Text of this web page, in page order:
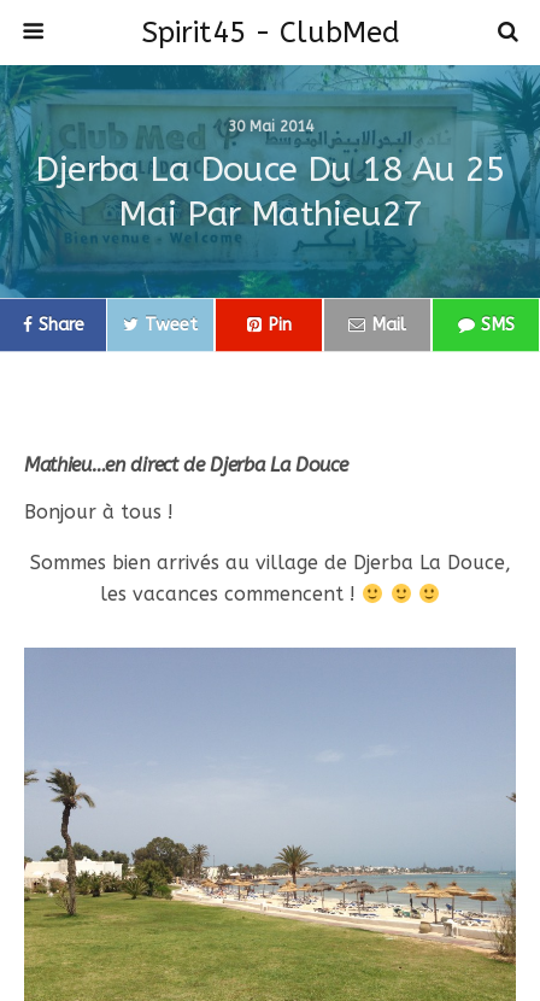
Spirit45 - ClubMed
30 Mai 2014
Djerba La Douce Du 18 Au 25
Mai Par Mathieu27
Share Tweet Pin Mail SMS
Mathieu…en direct de Djerba La Douce
Bonjour à tous !
Sommes bien arrivés au village de Djerba La Douce,
les vacances commencent !